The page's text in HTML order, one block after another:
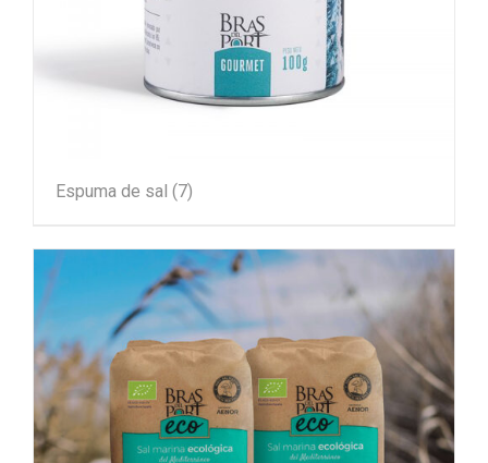
Espuma de sal (7)